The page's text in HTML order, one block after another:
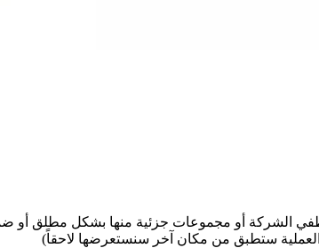
الشركة أو مجموعات جزئية منها بشكل مطلق أو
ستطبق من مكان آخر سنستعرضها لاحقاً)